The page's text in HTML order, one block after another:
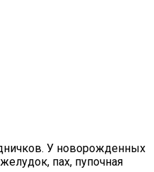
У новорожденных
пах, пупочная